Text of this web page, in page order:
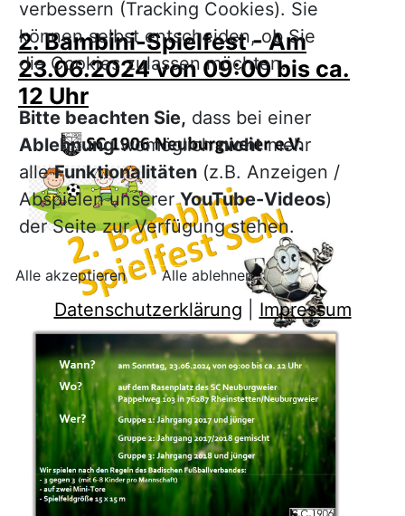
2. Bambini-Spielfest - Am
23.06.2024 von 09:00 bis ca.
12 Uhr
verbessern (Tracking Cookies). Sie
können selbst entscheiden, ob Sie
die Cookies zulassen möchten.
Bitte beachten Sie, dass bei einer
Ablehnungwomöglichnichtmehr
alleFunktionalitäten(z.B. Anzeigen /
Abspielen unsererYouTube-Videos)
der Seite zur Verfügung stehen.
Alle akzeptieren Alle ablehnen
Datenschutzerklärung Impressum